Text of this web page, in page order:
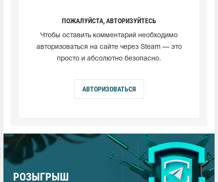
ПОЖАЛУЙСТА, АВТОРИЗУЙТЕСЬ
Чтобы оставить комментарий необходимо
авторизоваться на сайте через Steam — это
просто и абсолютно безопасно.
АВТОРИЗОВАТЬСЯ
РОЗЫГРЫШ